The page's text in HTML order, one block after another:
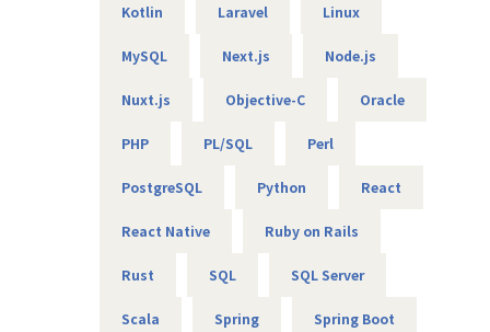
★基本給がベースUPしていく
基本給で勝負している会社です！技術手当等で大きく見せ
ることをしておりません。
昇給は、基本給を上げていくため、賞与や残業代も必然的
スタンバイ期間は、しっかりJ-collegeにて研修を準備。
して放置しない会社です。
（AIエンジニアコース/IT パスポート試験+基本情報技術者試
Kotlin Laravel Linux
MySQL Next.js Node.js
Nuxt.js Objective-C Oracle
PHP PL/SQL Perl
PostgreSQL Python React
React Native Ruby on Rails
Rust SQL SQL Server
Scala Spring Spring Boot